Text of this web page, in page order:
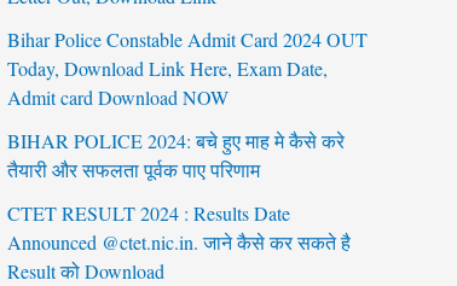
Bihar Police Constable Admit Card 2024 OUT
Today, Download Link Here, Exam Date,
Admit card Download NOW
BIHAR POLICE 2024: बचे हुए माह मे कैसे करे
तैयारी और सफलता पूर्वक पाए परिणाम
CTET RESULT 2024 : Results Date
Announced @ctet.nic.in. जाने कैसे कर सकते है
Result को Download